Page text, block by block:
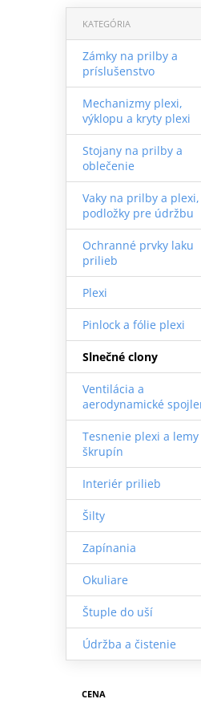
KATEGÓRIA
Zámky na prilby a
príslušenstvo
Mechanizmy plexi,
výklopu a kryty plexi
Stojany na prilby a
oblečenie
Vaky na prilby a plexi,
podložky pre údržbu
Ochranné prvky laku
prilieb
Plexi
Pinlock a fólie plexi
Slnečné clony
Ventilácia a
aerodynamické
Tesnenie plexi a lemy
škrupín
Interiér prilieb
Šilty
Zapínania
Okuliare
Štuple do uší
Údržba a čistenie
CENA